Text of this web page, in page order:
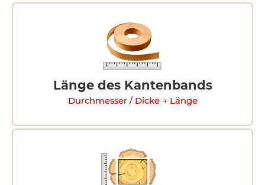
Länge des Kantenbands
Durchmesser / Dicke → Länge